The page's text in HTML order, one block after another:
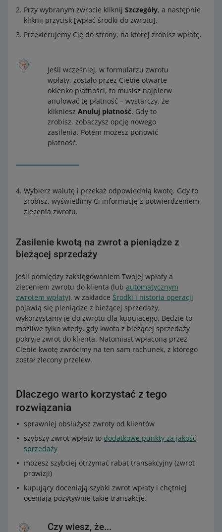
Przy wybranym zwrocie kliknij Szczegóły, a następnie
kliknij przycisk [wpłać środki do zwrotu].
Przekierujemy Cię do strony, na której zrobisz wpłatę.
Jeśli wcześniej, w formularzu zwrotu
wpłaty, zostało przez Ciebie otwarte
okienko płatności, to musisz najpierw
anulować tę płatność – wystarczy, że
klikniesz Anuluj płatność. Gdy to
zrobisz, zobaczysz opcję nowego
zasilenia. Potem możesz ponowić
płatność.
Wybierz walutę i przekaż odpowiednią kwotę. Gdy to
zrobisz, wyświetlimy Ci informację z potwierdzeniem
zlecenia zwrotu.
Zasilenie kwotą na zwrot a pieniądze z
bieżącej sprzedaży
Jeśli pomiędzy zaksięgowaniem Twojej wpłaty a
zleceniem zwrotu do klienta (lub automatycznym
zwrotem wpłaty), w zakładce Środki i historia operacji
pojawią się pieniądze z bieżącej sprzedaży,
wykorzystamy je do zwrotu dla kupującego. Będzie to
możliwe tylko wtedy, gdy kwota z bieżącej sprzedaży
pokryje zwrot do klienta. Natomiast wpłaconą przez
Ciebie kwotę zwrócimy na ten sam rachunek, z którego
został zlecony przelew.
Dlaczego warto korzystać z tego
rozwiązania
sprawniej obsłużysz zwroty od klientów
szybszy zwrot wpłaty to dodatkowe punkty za jakość
sprzedaży
możesz szybciej otrzymać rabat transakcyjny (zwrot
prowizji)
kupujący doceniają szybki zwrot wpłaty i chętniej
oceniają pozytywnie takie transakcje.
Czy wiesz, że...